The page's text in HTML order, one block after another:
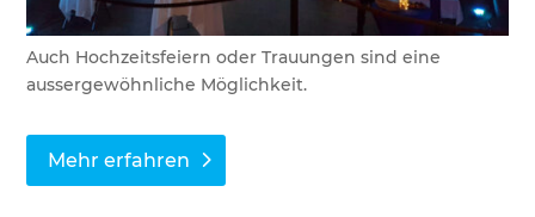
Auch Hochzeitsfeiern oder Trauungen sind eine
aussergewöhnliche Möglichkeit.
Mehr erfahren